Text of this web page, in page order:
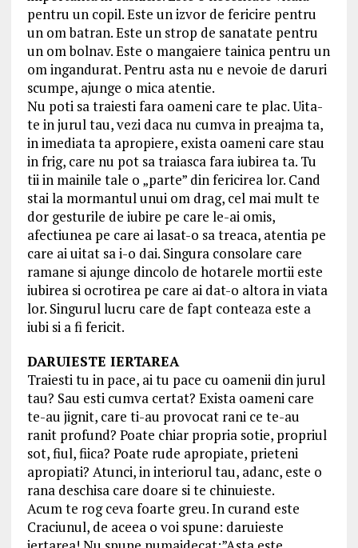
pentru un copil. Este un izvor de fericire pentru
un om batran. Este un strop de sanatate pentru
un om bolnav. Este o mangaiere tainica pentru un
om ingandurat. Pentru asta nu e nevoie de daruri
scumpe, ajunge o mica atentie.
Nu poti sa traiesti fara oameni care te plac. Uita-
te in jurul tau, vezi daca nu cumva in preajma ta,
in imediata ta apropiere, exista oameni care stau
in frig, care nu pot sa traiasca fara iubirea ta. Tu
tii in mainile tale o „parte” din fericirea lor. Cand
stai la mormantul unui om drag, cel mai mult te
dor gesturile de iubire pe care le-ai omis,
afectiunea pe care ai lasat-o sa treaca, atentia pe
care ai uitat sa i-o dai. Singura consolare care
ramane si ajunge dincolo de hotarele mortii este
iubirea si ocrotirea pe care ai dat-o altora in viata
lor. Singurul lucru care de fapt conteaza este a
iubi si a fi fericit.
DARUIESTE IERTAREA
Traiesti tu in pace, ai tu pace cu oamenii din jurul
tau? Sau esti cumva certat? Exista oameni care
te-au jignit, care ti-au provocat rani ce te-au
ranit profund? Poate chiar propria sotie, propriul
sot, fiul, fiica? Poate rude apropiate, prieteni
apropiati? Atunci, in interiorul tau, adanc, este o
rana deschisa care doare si te chinuieste.
Acum te rog ceva foarte greu. In curand este
Craciunul, de aceea o voi spune: daruieste